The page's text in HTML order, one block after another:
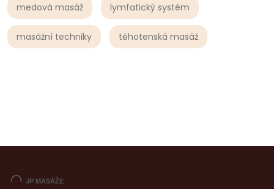
medová masáž lymfatický systém
masážní techniky těhotenská masáž